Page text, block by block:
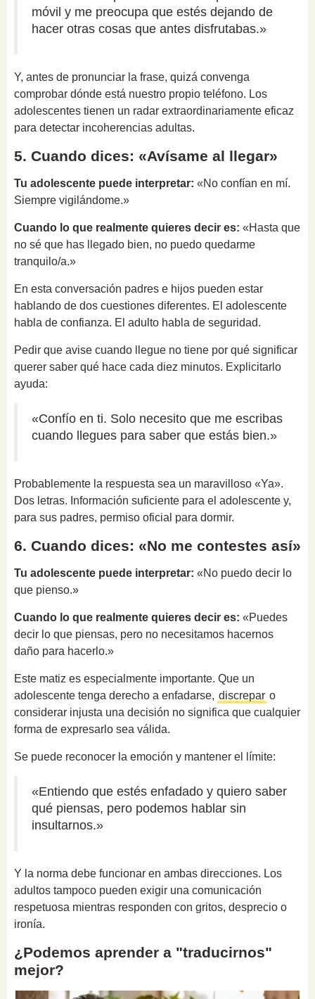
móvil y me preocupa que estés dejando de
hacer otras cosas que antes disfrutabas.»
Y, antes de pronunciar la frase, quizá convenga
comprobar dónde está nuestro propio teléfono. Los
adolescentes tienen un radar extraordinariamente eficaz
para detectar incoherencias adultas.
5. Cuando dices: «Avísame al llegar»
Tu adolescente puede interpretar: «No confían en mí.
Siempre vigilándome.»
Cuando lo que realmente quieres decir es: «Hasta que
no sé que has llegado bien, no puedo quedarme
tranquilo/a.»
En esta conversación padres e hijos pueden estar
hablando de dos cuestiones diferentes. El adolescente
habla de confianza. El adulto habla de seguridad.
Pedir que avise cuando llegue no tiene por qué significar
querer saber qué hace cada diez minutos. Explicitarlo
ayuda:
«Confío en ti. Solo necesito que me escribas
cuando llegues para saber que estás bien.»
Probablemente la respuesta sea un maravilloso «Ya».
Dos letras. Información suficiente para el adolescente y,
para sus padres, permiso oficial para dormir.
6. Cuando dices: «No me contestes así»
Tu adolescente puede interpretar: «No puedo decir lo
que pienso.»
Cuando lo que realmente quieres decir es: «Puedes
decir lo que piensas, pero no necesitamos hacernos
daño para hacerlo.»
Este matiz es especialmente importante. Que un
adolescente tenga derecho a enfadarse, discrepar o
considerar injusta una decisión no significa que cualquier
forma de expresarlo sea válida.
Se puede reconocer la emoción y mantener el límite:
«Entiendo que estés enfadado y quiero saber
qué piensas, pero podemos hablar sin
insultarnos.»
Y la norma debe funcionar en ambas direcciones. Los
adultos tampoco pueden exigir una comunicación
respetuosa mientras responden con gritos, desprecio o
ironía.
¿Podemos aprender a "traducirnos"
mejor?